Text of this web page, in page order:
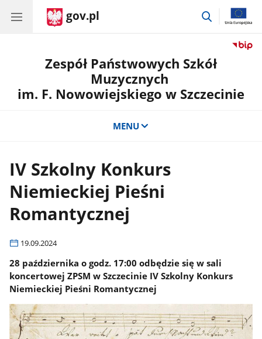
gov.pl
przejdź
Zespół Państwowych Szkół
Muzycznych
im. F. Nowowiejskiego w Szczecinie
MENU
IV Szkolny Konkurs
Niemieckiej Pieśni
Romantycznej
19.09.2024
28 października o godz. 17:00 odbędzie się w sali
koncertowej ZPSM w Szczecinie IV Szkolny Konkurs
Niemieckiej Pieśni Romantycznej